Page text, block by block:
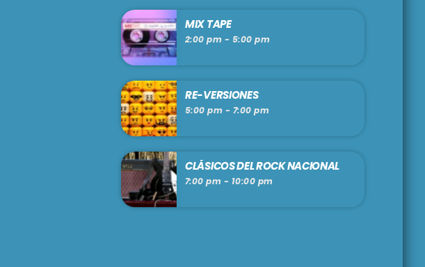
MIX TAPE
2:00 pm - 5:00 pm
RE-VERSIONES
5:00 pm - 7:00 pm
CLÁSICOS DEL ROCK NACIONAL
7:00 pm - 10:00 pm